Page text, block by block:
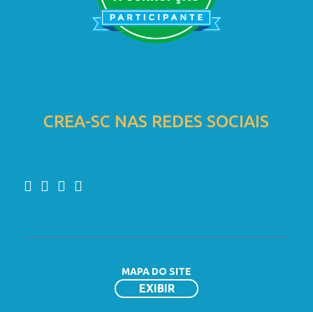
CREA-SC NAS REDES SOCIAIS
MAPA DO SITE